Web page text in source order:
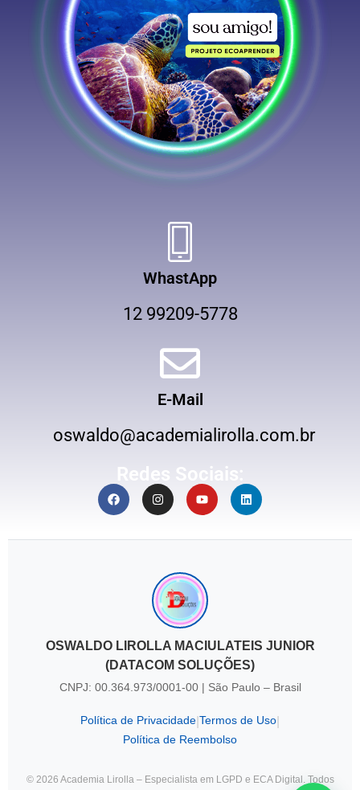
WhastApp
12 99209-5778
E-Mail
oswaldo@academialirolla.com.br
Redes Sociais:
OSWALDO LIROLLA MACIULATEIS JUNIOR
(DATACOM SOLUÇÕES)
CNPJ: 00.364.973/0001-00 | São Paulo – Brasil
Política de Privacidade Termos de Uso
Política de Reembolso
© 2026 Academia Lirolla – Especialista em LGPD e ECA Digital. Todos